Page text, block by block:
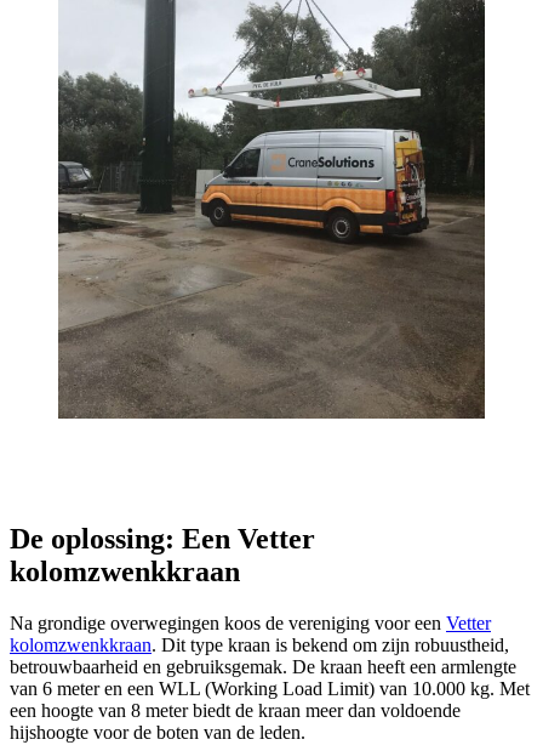
De oplossing: Een Vetter
kolomzwenkkraan
Na grondige overwegingen koos de vereniging voor een Vetter
kolomzwenkkraan. Dit type kraan is bekend om zijn robuustheid,
betrouwbaarheid en gebruiksgemak. De kraan heeft een armlengte
van 6 meter en een WLL (Working Load Limit) van 10.000 kg. Met
een hoogte van 8 meter biedt de kraan meer dan voldoende
hijshoogte voor de boten van de leden.